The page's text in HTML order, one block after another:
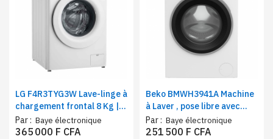
LG F4R3TYG3W Lave-linge à
chargement frontal 8 Kg |
Technologie AI DD | Moteur
inverter
Par : Baye électronique
365 000 F CFA
Beko BMWH3941A Machine
à Laver , pose libre avec
sécurité antidébordement |
Capacité 9kg | Classe B
Par : Baye électronique
251 500 F CFA